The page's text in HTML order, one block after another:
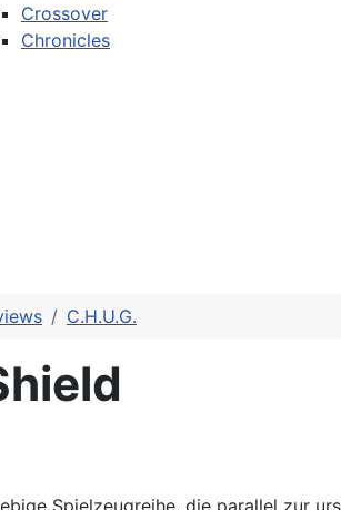
Crossover
Chronicles
C.H.U.G.